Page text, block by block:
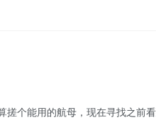
个能用的航母，现在寻找之前